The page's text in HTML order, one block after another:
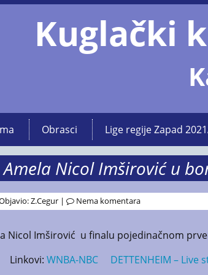
Kuglački
Obrasci Lige regije Zapad
Amela Nicol Imširović u
Z.Cegur | Nema komentara
Nicol Imširović u finalu pojedinačnom
Linkovi: WNBA-NBC DETTENHEIM – Live